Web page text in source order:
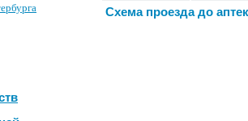
Схема проезда до